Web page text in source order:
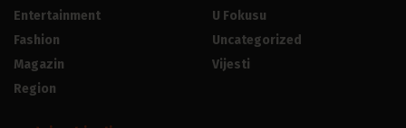
Entertainment
Fashion
Magazin
Region
U Fokusu
Uncategorized
Vijesti